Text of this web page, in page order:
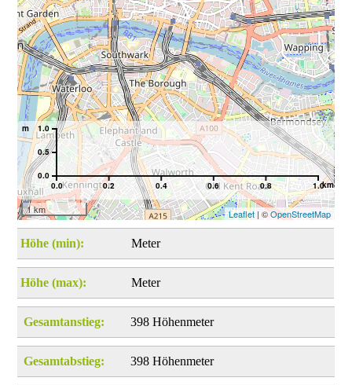
0.0 0.2 0.4 0.6 0.8 1.0km
0.0
0.5
1.0
m
1 km Leaflet| ©OpenStreetMap
Höhe (min): Meter
Höhe (max): Meter
Gesamtanstieg: 398 Höhenmeter
Gesamtabstieg: 398 Höhenmeter